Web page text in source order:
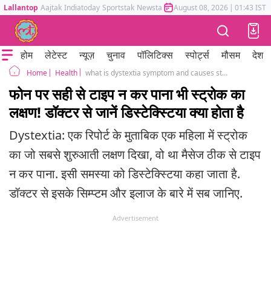
Lallantop Aajtak Indiatoday Sportstak Newstak Mumbai Tak Astrotak
August 08, 2026 | 01:43 IST
होम लेटेस्ट न्यूज़ चुनाव पॉलिटिक्स स्पोर्ट्स मौसम देश
Home Health what is dystextia symptom and causes stroke case
फोन पर सही से टाइप न कर पाना भी स्ट्रोक का
लक्षण! डॉक्टर से जानें डिस्टेक्स्टिया क्या होता है
Dystextia: एक रिपोर्ट के मुताबिक एक महिला में स्ट्रोक
का जो सबसे शुरुआती लक्षण दिखा, वो था मैसेज ठीक से टाइप
न कर पाना. इसी समस्या को डिस्टेक्स्टिया कहा जाता है.
डॉक्टर से इसके सिम्प्टम और इलाज के बारे में सब जानिए.
Advertisement